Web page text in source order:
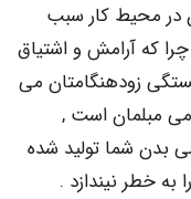
کار سبب
و اشتیاق
می
است ,
تولید شده
.